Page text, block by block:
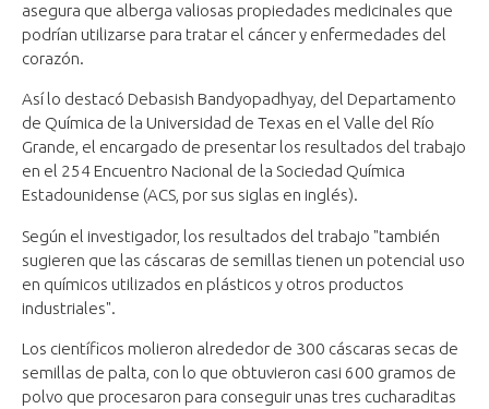
asegura que alberga valiosas propiedades medicinales que
podrían utilizarse para tratar el cáncer y enfermedades del
corazón.
Así lo destacó Debasish Bandyopadhyay, del Departamento
de Química de la Universidad de Texas en el Valle del Río
Grande, el encargado de presentar los resultados del trabajo
en el 254 Encuentro Nacional de la Sociedad Química
Estadounidense (ACS, por sus siglas en inglés).
Según el investigador, los resultados del trabajo "también
sugieren que las cáscaras de semillas tienen un potencial uso
en químicos utilizados en plásticos y otros productos
industriales".
Los científicos molieron alrededor de 300 cáscaras secas de
semillas de palta, con lo que obtuvieron casi 600 gramos de
polvo que procesaron para conseguir unas tres cucharaditas